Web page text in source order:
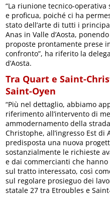
“La riunione tecnico-
e proficua, poiché ci ha
stato dell’arte di tutti i
Anas in Valle d’Aosta,
proposte prontamente prese
confronto”, ha riferito la
d’Aosta.
Tra Quart e Saint-
Saint-Oyen
“Più nel dettaglio, abbiamo
riferimento all’intervento di
ammodernamento della
Christophe, all’ingresso Est di
predisposta una nuova
sostanzialmente le richieste
e dai commercianti che
sul tratto interessato, così
sul regolare prosieguo dei
statale 27 tra Etroubles e